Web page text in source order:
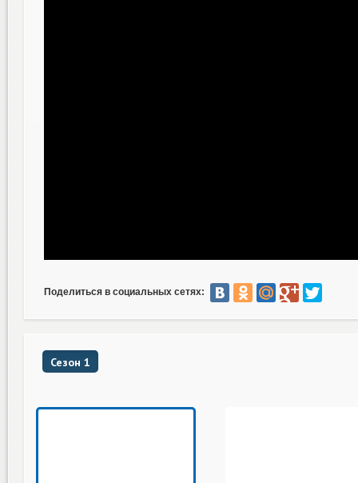
Поделиться в социальных сетях:
Сезон 1